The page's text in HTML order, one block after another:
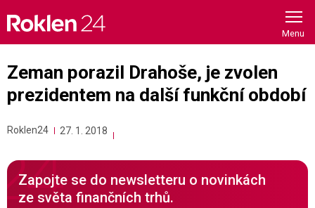
content
Zeman porazil Drahoše, je zvolen
prezidentem na další funkční období
Roklen24 27. 1. 2018
Zapojte se do newsletteru o novinkách
ze světa finančních trhů.